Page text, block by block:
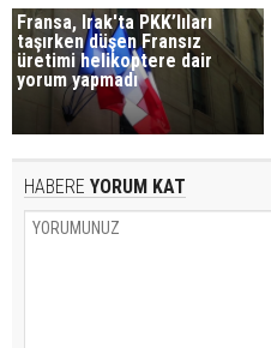
Fransa, Irak'ta PKK’lıları
taşırken düşen Fransız
üretimi helikoptere dair
yorum yapmadı
HABERE YORUM KAT